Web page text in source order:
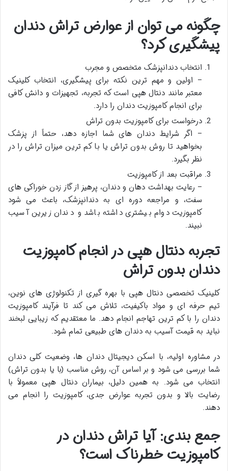
چگونه می توان از عوارض تراش دندان
پیشگیری کرد؟
انتخاب دندانپزشک متخصص و مجرب
– اولین و مهم ترین نکته برای پیشگیری، انتخاب کلینیک
معتبر مانند دنتال هپی است که تجربه، تجهیزات و دانش کافی
برای انجام کامپوزیت دندان را دارد.
درخواست برای کامپوزیت بدون تراش
– اگر شرایط دندان های شما اجازه دهد، حتماً از پزشک
بخواهید تا روش بدون تراش یا با کم ترین میزان تراش را در
نظر بگیرد.
مراقبت بعد از کامپوزیت
– رعایت بهداشت دهان و دندان، پرهیز از گاز زدن خوراکی های
سفت، و مراجعه دوره ای به دندانپزشک، باعث می شود
کامپوزیت دوام بیشتری داشته باشد و دندان زیرین آسیب
نبیند.
تجربه دنتال هپی در انجام کامپوزیت
دندان بدون تراش
کلینیک تخصصی دنتال هپی با بهره گیری از تکنولوژی های نوین،
تیم حرفه ای و مواد باکیفیت، تلاش می کند تا فرآیند کامپوزیت
دندان را با کم ترین تهاجم انجام دهد. ما معتقدیم که زیبایی لبخند
نباید به قیمت آسیب به دندان های طبیعی تمام شود.
در مشاوره اولیه، با اسکن دیجیتال دندان ها، وضعیت کلی دندان
شما بررسی می شود و بر اساس آن، روش مناسب (با یا بدون تراش)
انتخاب می شود. به همین دلیل، بیماران دنتال هپی معمولاً با
رضایت بالا و بدون تجربه عوارض جدی، کامپوزیت را انجام می
دهند.
جمع بندی: آیا تراش دندان در
کامپوزیت خطرناک است؟